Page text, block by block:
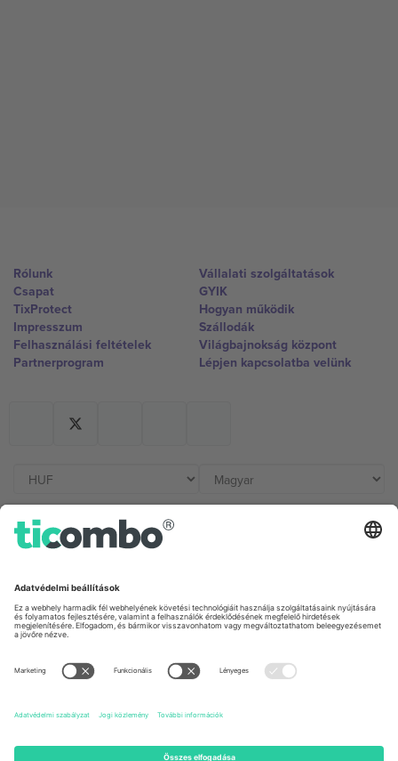
Rólunk
Csapat
TixProtect
Impresszum
Felhasználási feltételek
Partnerprogram
Vállalati szolgáltatások
GYIK
Hogyan működik
Szállodák
Világbajnokság központ
Lépjen kapcsolatba velünk
Irodák és támogatás
Germany
Unter den Linden 24, 10117
Berlin, Germany
167 City Road, London, Greater
London, EC1V 1AW, United
United States
131 Continental Dr, Suite 305,
States
Switzerland
Dorfstrasse 52a, 6390